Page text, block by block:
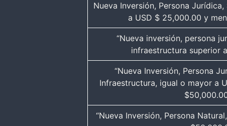
Nueva Inversión, Persona
a USD $ 25,000.00 y
“Nueva inversión, persona
infraestructura superior
“Nueva Inversión, Persona
Infraestructura, igual o mayor a
“Nueva Inversión, Persona